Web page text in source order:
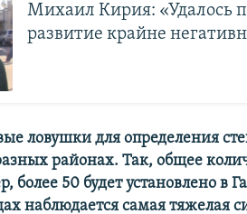
Михаил Кирия: «Удалось
развитие крайне
ловушки для определения
районах. Так, общее
более 50 будет установлено в
наблюдается самая тяжелая